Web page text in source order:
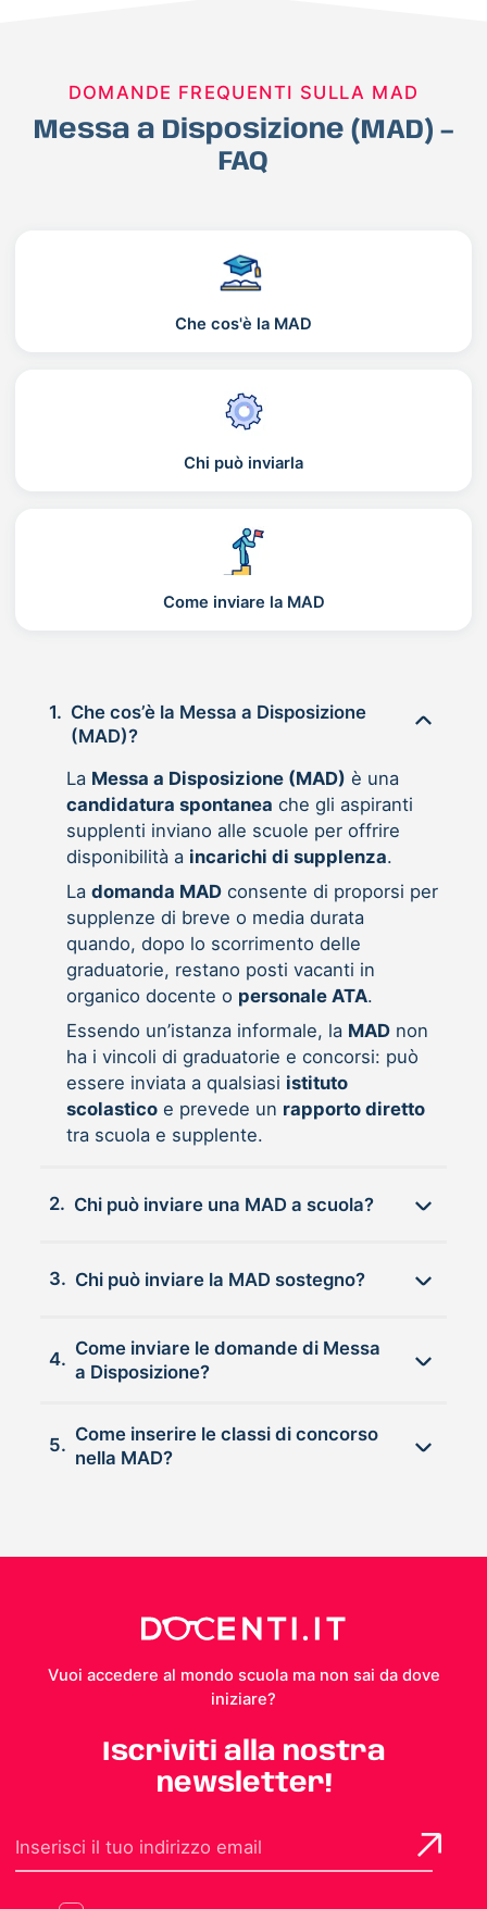
DOMANDE FREQUENTI SULLA MAD
Messa a Disposizione (MAD) –
FAQ
Che cos'è la MAD
Chi può inviarla
Come inviare la MAD
1. Che cos’è la Messa a Disposizione
(MAD)?
La Messa a Disposizione (MAD) è una
candidatura spontanea che gli aspiranti
supplenti inviano alle scuole per offrire
disponibilità a incarichi di supplenza.
La domanda MADconsente di proporsi per
supplenze di breve o media durata
quando, dopo lo scorrimento delle
graduatorie, restano posti vacanti in
organico docente o personale ATA.
Essendo un’istanza informale, la MADnon
ha i vincoli di graduatorie e concorsi: può
essere inviata a qualsiasi istituto
scolasticoe prevede un rapporto diretto
tra scuola e supplente.
2. Chi può inviare una MAD a scuola?
3. Chi può inviare la MAD sostegno?
4.
Come inviare le domande di Messa
a Disposizione?
5.
Come inserire le classi di concorso
nella MAD?
Vuoi accedere al mondo scuola ma non sai da dove
iniziare?
Iscriviti alla nostra
newsletter!